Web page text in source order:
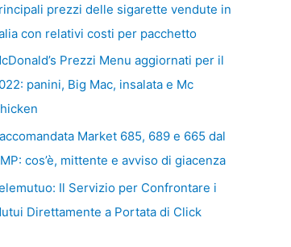
prezzi delle sigarette vendute in
con relativi costi per pacchetto
Prezzi Menu aggiornati per il
panini, Big Mac, insalata e Mc
Market 685, 689 e 665 dal
cos’è, mittente e avviso di giacenza
Il Servizio per Confrontare i
Direttamente a Portata di Click